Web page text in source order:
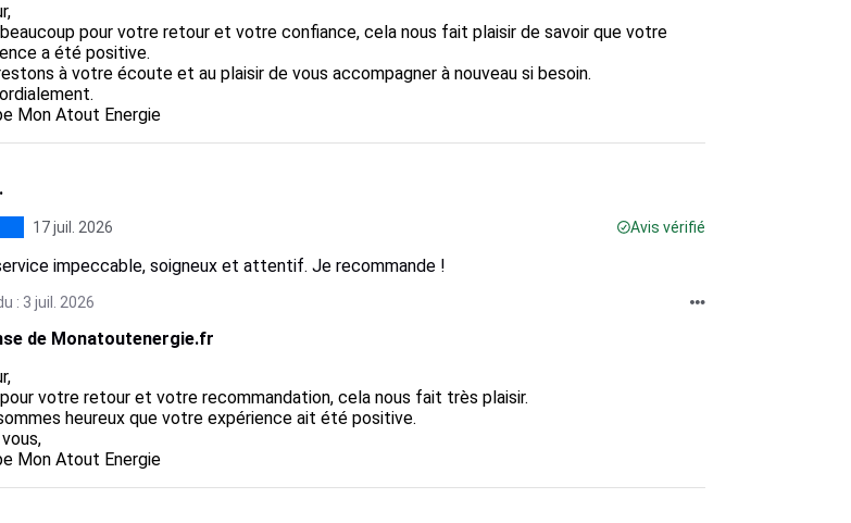
pour votre retour et votre confiance, cela nous fait plaisir de savoir que votre
a été positive.
à votre écoute et au plaisir de vous accompagner à nouveau si besoin.
Mon Atout Energie
17 juil. 2026 Avis vérifié
impeccable, soigneux et attentif. Je recommande !
: 3 juil. 2026
de Monatoutenergie.fr
votre retour et votre recommandation, cela nous fait très plaisir.
heureux que votre expérience ait été positive.
Mon Atout Energie